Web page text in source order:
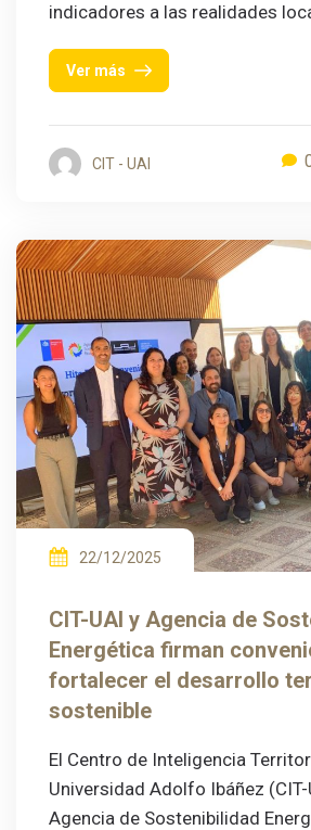
indicadores a las realidades
Ver más
CIT - UAI
22/12/2025
CIT-UAI y Agencia de
Energética firman
fortalecer el desarrollo
sostenible
El Centro de Inteligencia
Universidad Adolfo Ibáñez (CIT-
Agencia de Sostenibilidad